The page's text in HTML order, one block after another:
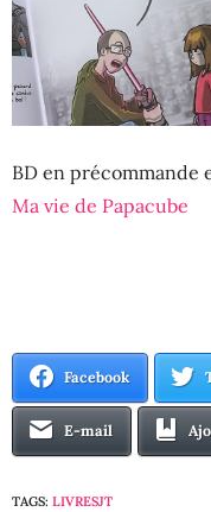
BD en précommande
Ma vie de Papacube
Facebook
E-mail
TAGS: LIVRESJT